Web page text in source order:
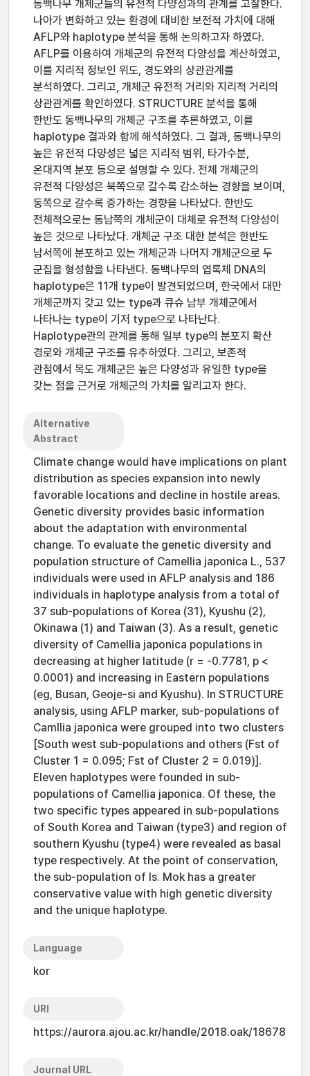
동백나무 개체군들의 유전적 다양성과의 관계를 고찰한다.
나아가 변화하고 있는 환경에 대비한 보전적 가치에 대해
AFLP와 haplotype 분석을 통해 논의하고자 하였다.
AFLP를 이용하여 개체군의 유전적 다양성을 계산하였고,
이를 지리적 정보인 위도, 경도와의 상관관계를
분석하였다. 그리고, 개체군 유전적 거리와 지리적 거리의
상관관계를 확인하였다. STRUCTURE 분석을 통해
한반도 동백나무의 개체군 구조를 추론하였고, 이를
haplotype 결과와 함께 해석하였다. 그 결과, 동백나무의
높은 유전적 다양성은 넓은 지리적 범위, 타가수분,
온대지역 분포 등으로 설명할 수 있다. 전체 개체군의
유전적 다양성은 북쪽으로 갈수록 감소하는 경향을 보이며,
동쪽으로 갈수록 증가하는 경향을 나타났다. 한반도
전체적으로는 동남쪽의 개체군이 대체로 유전적 다양성이
높은 것으로 나타났다. 개체군 구조 대한 분석은 한반도
남서쪽에 분포하고 있는 개체군과 나머지 개체군으로 두
군집을 형성함을 나타낸다. 동백나무의 엽록체 DNA의
haplotype은 11개 type이 발견되었으며, 한국에서 대만
개체군까지 갖고 있는 type과 큐슈 남부 개체군에서
나타나는 type이 기저 type으로 나타난다.
Haplotype관의 관계를 통해 일부 type의 분포지 확산
경로와 개체군 구조를 유추하였다. 그리고, 보존적
관점에서 목도 개체군은 높은 다양성과 유일한 type을
갖는 점을 근거로 개체군의 가치를 알리고자 한다.
Alternative
Abstract
Climate change would have implications on plant
distribution as species expansion into newly
favorable locations and decline in hostile areas.
Genetic diversity provides basic information
about the adaptation with environmental
change. To evaluate the genetic diversity and
population structure of Camellia japonica L., 537
individuals were used in AFLP analysis and 186
individuals in haplotype analysis from a total of
37 sub-populations of Korea (31), Kyushu (2),
Okinawa (1) and Taiwan (3). As a result, genetic
diversity of Camellia japonica populations in
decreasing at higher latitude (r = -0.7781, p <
0.0001) and increasing in Eastern populations
(eg, Busan, Geoje-si and Kyushu). In STRUCTURE
analysis, using AFLP marker, sub-populations of
Camllia japonica were grouped into two clusters
[South west sub-populations and others (Fst of
Cluster 1 = 0.095; Fst of Cluster 2 = 0.019)].
Eleven haplotypes were founded in sub-
populations of Camellia japonica. Of these, the
two specific types appeared in sub-populations
of South Korea and Taiwan (type3) and region of
southern Kyushu (type4) were revealed as basal
type respectively. At the point of conservation,
the sub-population of Is. Mok has a greater
conservative value with high genetic diversity
and the unique haplotype.
Language
kor
URI
https://aurora.ajou.ac.kr/handle/2018.oak/18678
Journal URL